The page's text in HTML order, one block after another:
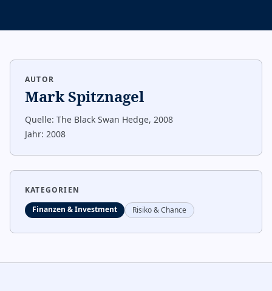
AUTOR
Mark Spitznagel
Quelle: The Black Swan Hedge, 2008
Jahr: 2008
KATEGORIEN
Finanzen & Investment
Risiko & Chance